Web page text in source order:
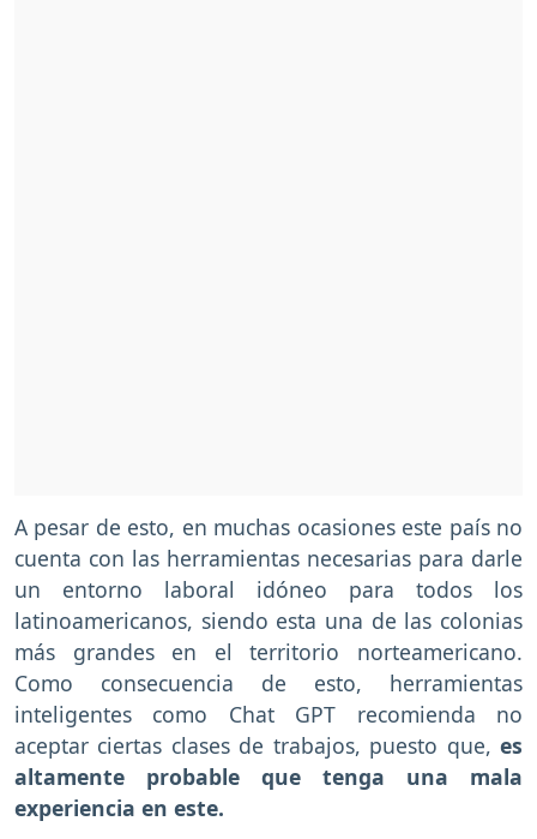
A pesar de esto, en muchas ocasiones este país no
cuenta con las herramientas necesarias para darle
un entorno laboral idóneo para todos los
latinoamericanos, siendo esta una de las colonias
más grandes en el territorio norteamericano.
Como consecuencia de esto, herramientas
inteligentes como Chat GPT recomienda no
aceptar ciertas clases de trabajos, puesto que, es
altamente probable que tenga una mala
experiencia en este.